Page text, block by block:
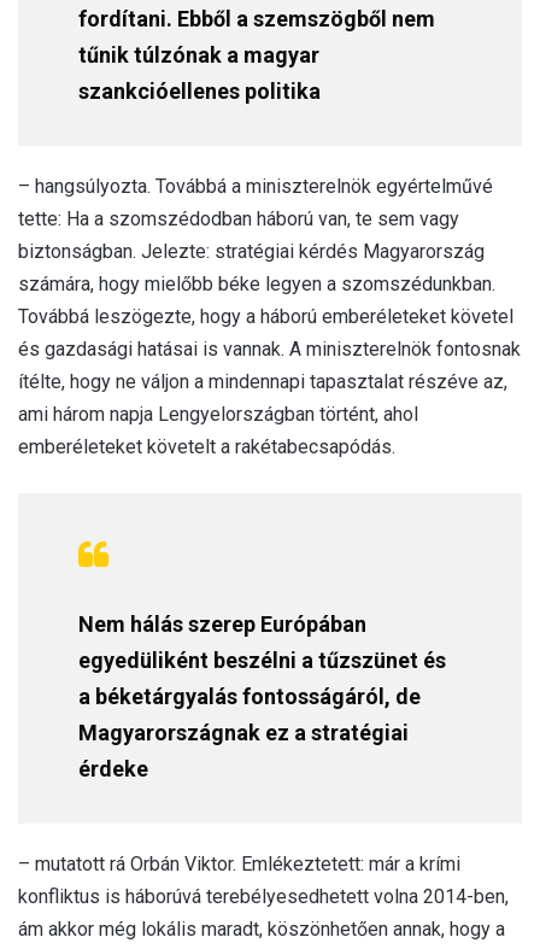
fordítani. Ebből a szemszögből nem
tűnik túlzónak a magyar
szankcióellenes politika
– hangsúlyozta. Továbbá a miniszterelnök egyértelművé
tette: Ha a szomszédodban háború van, te sem vagy
biztonságban. Jelezte: stratégiai kérdés Magyarország
számára, hogy mielőbb béke legyen a szomszédunkban.
Továbbá leszögezte, hogy a háború emberéleteket követel
és gazdasági hatásai is vannak. A miniszterelnök fontosnak
ítélte, hogy ne váljon a mindennapi tapasztalat részéve az,
ami három napja Lengyelországban történt, ahol
emberéleteket követelt a rakétabecsapódás.
Nem hálás szerep Európában
egyedüliként beszélni a tűzszünet és
a béketárgyalás fontosságáról, de
Magyarországnak ez a stratégiai
érdeke
– mutatott rá Orbán Viktor. Emlékeztetett: már a krími
konfliktus is háborúvá terebélyesedhetett volna 2014-ben,
ám akkor még lokális maradt, köszönhetően annak, hogy a